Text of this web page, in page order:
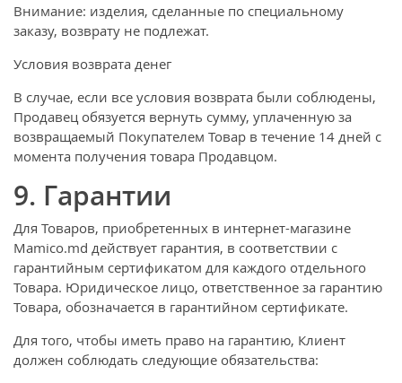
Внимание: изделия, сделанные по специальному
заказу, возврату не подлежат.
Условия возврата денег
В случае, если все условия возврата были соблюдены,
Продавец обязуется вернуть сумму, уплаченную за
возвращаемый Покупателем Товар в течение 14 дней с
момента получения товара Продавцом.
9. Гарантии
Для Товаров, приобретенных в интернет-магазине
Mamico.md действует гарантия, в соответствии с
гарантийным сертификатом для каждого отдельного
Товара. Юридическое лицо, ответственное за гарантию
Товара, обозначается в гарантийном сертификате.
Для того, чтобы иметь право на гарантию, Клиент
должен соблюдать следующие обязательства: